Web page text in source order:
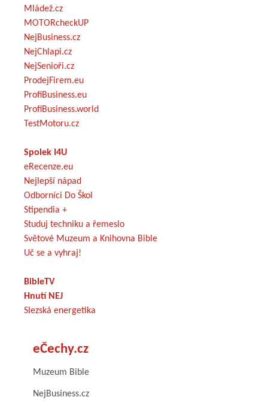
Mládež.cz
MOTORcheckUP
NejBusiness.cz
NejChlapi.cz
NejSenioři.cz
ProdejFirem.eu
ProfiBusiness.eu
ProfiBusiness.world
TestMotoru.cz
Spolek I4U
eRecenze.eu
Nejlepší nápad
Odborníci Do Škol
Stipendia +
Studuj techniku a řemeslo
Světové Muzeum a Knihovna Bible
Uč se a vyhraj!
BibleTV
Hnutí NEJ
Slezská energetika
eČechy.cz
Muzeum Bible
NejBusiness.cz